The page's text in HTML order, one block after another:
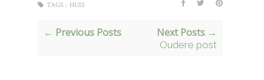
TAGS : HUIS
← Previous Posts Next Posts →
Oudere post